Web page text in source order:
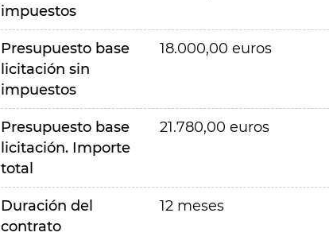
impuestos
Presupuesto base
licitación sin
impuestos
18.000,00 euros
Presupuesto base
licitación. Importe
total
21.780,00 euros
Duración del
contrato
12 meses